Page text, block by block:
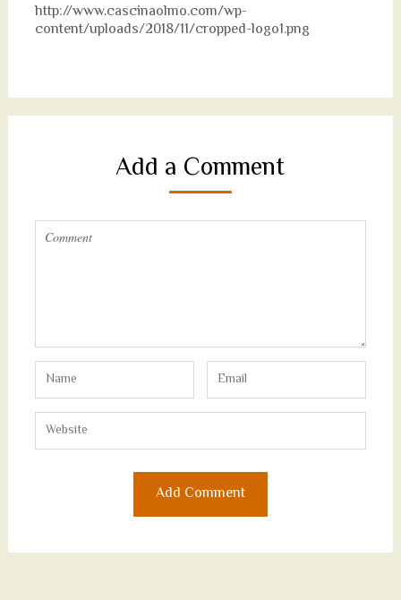
http://www.cascinaolmo.com/wp-
content/uploads/2018/11/cropped-logo1.png
Add a Comment